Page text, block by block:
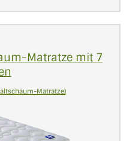
Matratze mit 7
Matratze)